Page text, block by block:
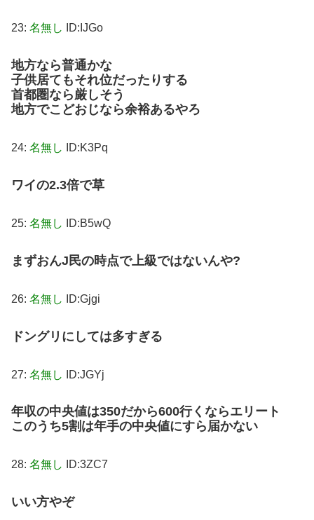
23: 名無し ID:IJGo
地方なら普通かな
子供居てもそれ位だったりする
首都圏なら厳しそう
地方でこどおじなら余裕あるやろ
24: 名無し ID:K3Pq
ワイの2.3倍で草
25: 名無し ID:B5wQ
まずおんJ民の時点で上級ではないんや?
26: 名無し ID:Gjgi
ドングリにしては多すぎる
27: 名無し ID:JGYj
年収の中央値は350だから600行くならエリート
このうち5割は年手の中央値にすら届かない
28: 名無し ID:3ZC7
いい方やぞ